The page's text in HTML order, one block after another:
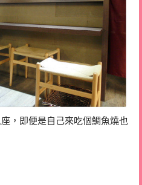
，即便是自己來吃個鯛魚燒也